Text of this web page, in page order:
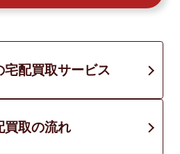
宅配買取サービス
買取の流れ